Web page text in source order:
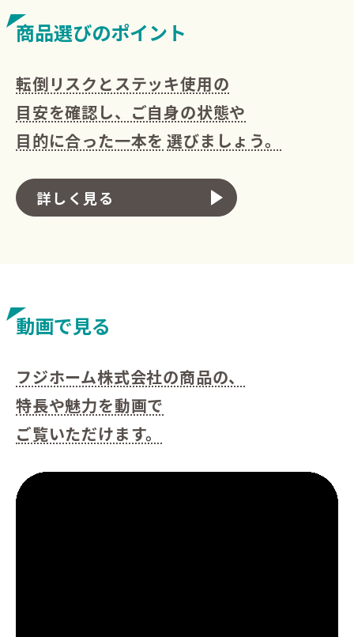
商品選びのポイント
転倒リスクとステッキ使用の
目安を確認し、ご自身の状態や
目的に合った一本を 選びましょう。
詳しく見る
動画で見る
フジホーム株式会社の商品の、
特長や魅力を動画で
ご覧いただけます。